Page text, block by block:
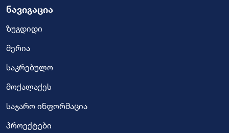
ნავიგაცია
ზუგდიდი
მერია
საკრებულო
მოქალაქეს
საჯარო ინფორმაცია
პროექტები